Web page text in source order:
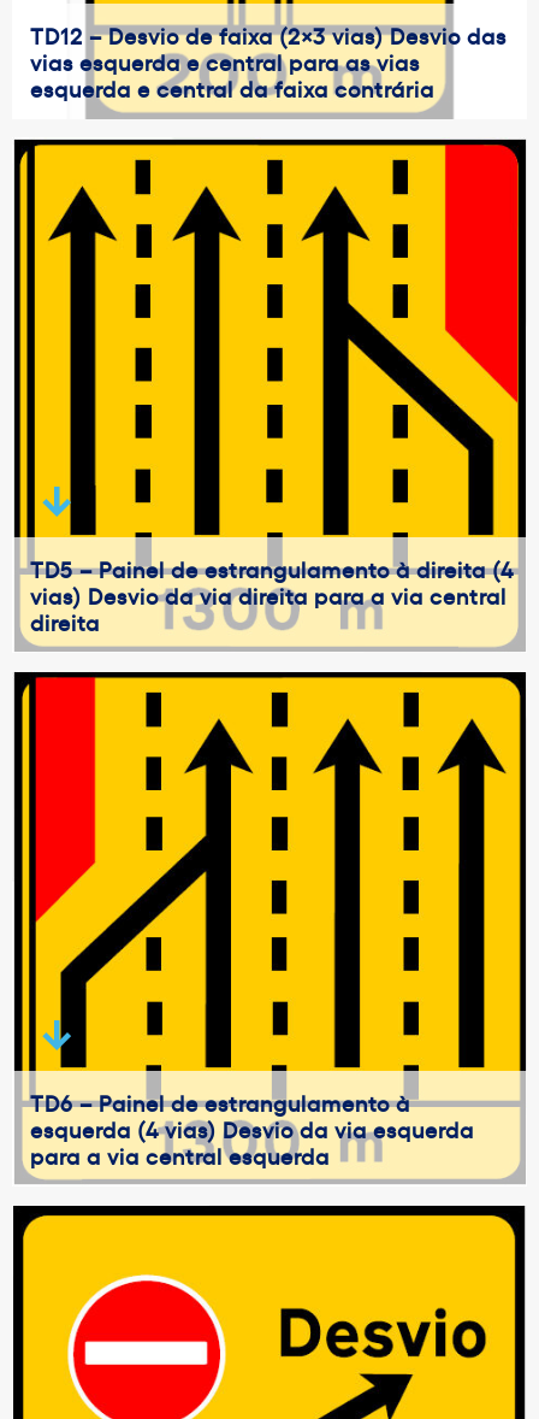
TD12 – Desvio de faixa (2×3 vias) Desvio das
vias esquerda e central para as vias
esquerda e central da faixa contrária
TD5 – Painel de estrangulamento à direita (4
vias) Desvio da via direita para a via central
direita
TD6 – Painel de estrangulamento à
esquerda (4 vias) Desvio da via esquerda
para a via central esquerda